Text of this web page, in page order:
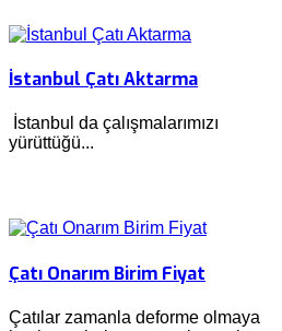
İstanbul Çatı Aktarma
İstanbul da çalışmalarımızı
yürüttüğü...
Çatı Onarım Birim Fiyat
Çatılar zamanla deforme olmaya